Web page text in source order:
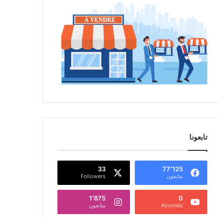
تابعونا
77٬125
متابعون
33
Followers
0
Abonnés
1٬875
متابعون